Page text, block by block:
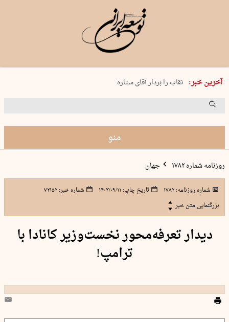
آخرین خبر:
پنجشنبه 15 مرداد 1405 شماره 2243
نقاب را بردار آقای ستاره
کدام فوتبال؟
منو
روزنامه شماره ۱۷۸۲ جهان
شماره روزنامه:۱۷۸۲ تاریخ چاپ: ۱۴۰۳/۰۹/۱۱ شماره خبر:۷۲۱۵۲
بزرگنمایی متن خبر
دیدار تعرفه‌محور نخست‌وزیر کانادا با
ترامپ!